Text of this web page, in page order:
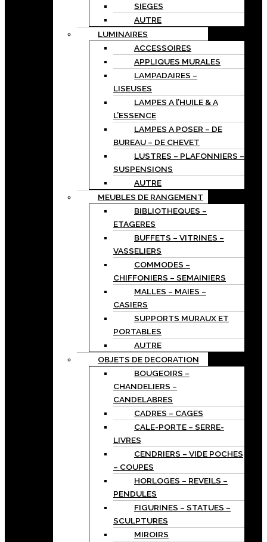
SIEGES
AUTRE
LUMINAIRES
ACCESSOIRES
APPLIQUES MURALES
LAMPADAIRES –
LISEUSES
LAMPES A l’HUILE & A
L’ESSENCE
LAMPES A POSER – DE
BUREAU – DE CHEVET
LUSTRES – PLAFONNIERS –
SUSPENSIONS
AUTRE
MEUBLES DE RANGEMENT
BIBLIOTHEQUES –
ETAGERES
BUFFETS – VITRINES –
VASSELIERS
COMMODES –
CHIFFONIERS – SEMAINIERS
MALLES – MAIES –
CASIERS
SUPPORTS MURAUX ET
PORTABLES
AUTRE
OBJETS DE DECORATION
BOUGEOIRS –
CHANDELIERS –
CANDELABRES
CADRES – CAGES
CALE-PORTE – SERRE-
LIVRES
CENDRIERS – VIDE POCHES
– COUPES
HORLOGES – REVEILS –
PENDULES
FIGURINES – STATUES –
SCULPTURES
MIROIRS